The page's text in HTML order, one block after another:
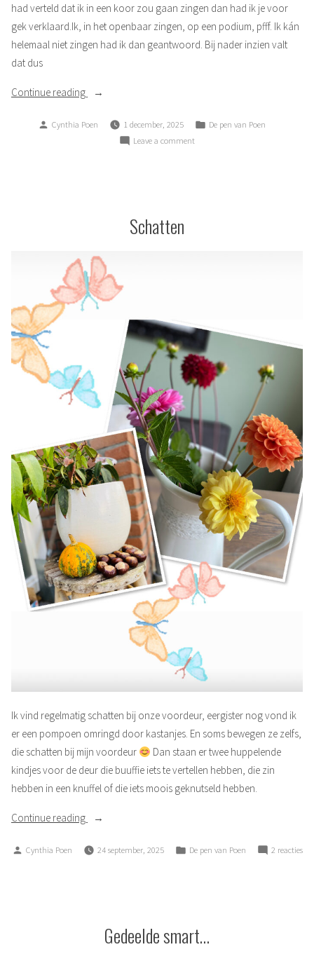
had verteld dat ik in een koor zou gaan zingen dan had ik je voor
gek verklaard.Ik, in het openbaar zingen, op een podium, pfff. Ik kán
helemaal niet zingen had ik dan geantwoord. Bij nader inzien valt
dat dus
Continue reading
“Zing,
zing”
Posted
Cynthia Poen 1 december, 2025
Posted
De pen van Poen
Leave a commenton
Schatten
Ik vind regelmatig schatten bij onze voordeur, eergister nog vond ik
er een pompoen omringd door kastanjes. En soms bewegen ze zelfs,
die schatten bij mijn voordeur
Dan staan er twee huppelende
kindjes voor de deur die buuffie iets te vertellen hebben, die zin
hebben in een knuffel of die iets moois geknutseld hebben.
Continue reading “Schatten”
Posted
Cynthia Poen 24 september, 2025
Posted
De pen van Poen 2 reactiesop
Gedeelde smart…